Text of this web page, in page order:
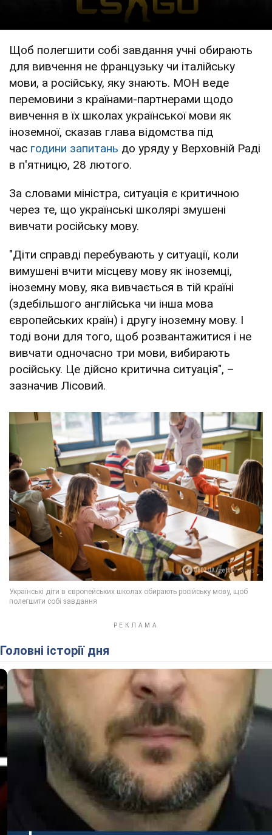
Щоб полегшити собі завдання учні обирають
для вивчення не французьку чи італійську
мови, а російську, яку знають. МОН веде
перемовини з країнами-партнерами щодо
вивчення в їх школах української мови як
іноземної, сказав глава відомства під
час години запитань до уряду у Верховній Раді
в п'ятницю, 28 лютого.
За словами міністра, ситуація є критичною
через те, що українські школярі змушені
вивчати російську мову.
"Діти справді перебувають у ситуації, коли
вимушені вчити місцеву мову як іноземці,
іноземну мову, яка вивчається в тій країні
(здебільшого англійська чи інша мова
європейських країн) і другу іноземну мову. І
тоді вони для того, щоб розвантажитися і не
вивчати одночасно три мови, вибирають
російську. Це дійсно критична ситуація", –
зазначив Лісовий.
Головні історії дня